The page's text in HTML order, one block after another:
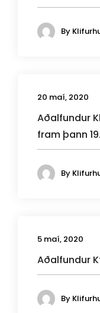
By
20 maí, 2020
Aðalfundur
fram þann
By
5 maí, 2020
Aðalfundur
By